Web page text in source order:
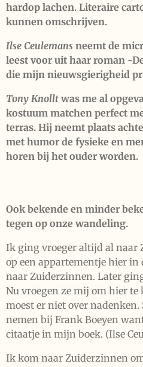
hardop lachen. Literaire
kunnen omschrijven.
Ilse Ceulemans neemt de
leest voor uit haar roman -
die mijn nieuwsgierigheid
Tony Knollt was me al
kostuum matchen perfect
terras. Hij neemt plaats
met humor de fysieke en
horen bij het ouder worden.
Ook bekende en minder
tegen op onze wandeling.
Ik ging vroeger altijd al naar
op een appartementje hier
naar Zuiderzinnen. Later
Nu vroegen ze mij om hier
moest er niet over
nemen bij Frank Boeyen
citaatje in mijn boek. (Ilse
Ik kom naar Zuiderzinnen